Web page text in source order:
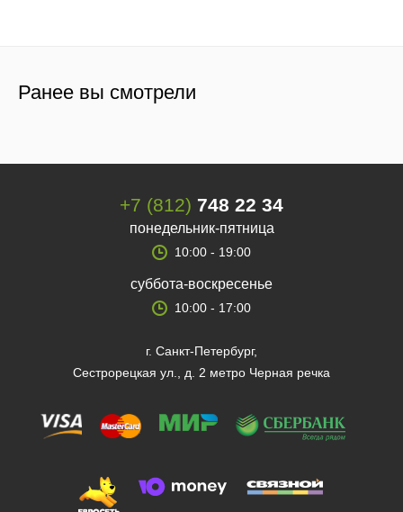
Ранее вы смотрели
+7 (812) 748 22 34
понедельник-пятница
10:00 - 19:00
суббота-воскресенье
10:00 - 17:00
г. Санкт-Петербург,
Сестрорецкая ул., д. 2 метро Черная речка